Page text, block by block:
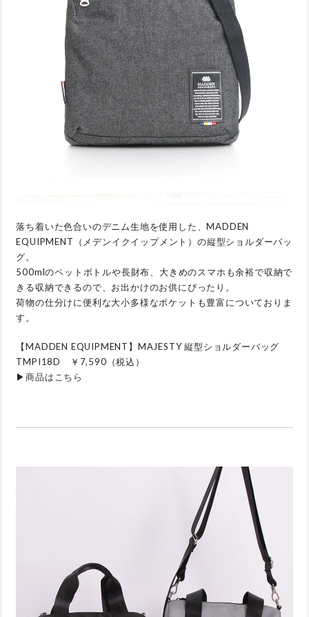
落ち着いた色合いのデニム生地を使用した、MADDEN
EQUIPMENT（メデンイクイップメント）の縦型ショルダーバッ
グ。
500mlのペットボトルや長財布、大きめのスマホも余裕で収納で
きる収納できるので、お出かけのお供にぴったり。
荷物の仕分けに便利な大小多様なポケットも豊富についておりま
す。
【MADDEN EQUIPMENT】MAJESTY 縦型ショルダーバッグ
TMPI18D ￥7,590（税込）
▶商品はこちら